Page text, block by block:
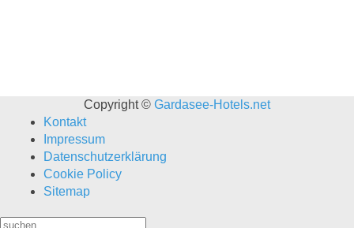
Copyright © Gardasee-Hotels.net
Kontakt
Impressum
Datenschutzerklärung
Cookie Policy
Sitemap